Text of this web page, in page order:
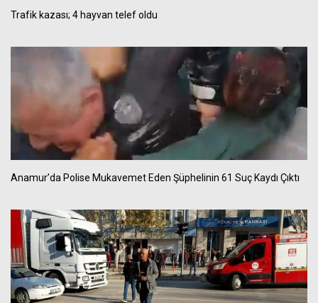
Trafik kazası; 4 hayvan telef oldu
Anamur’da Polise Mukavemet Eden Şüphelinin 61 Suç Kaydı Çıktı